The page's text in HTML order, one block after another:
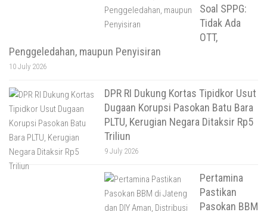
Soal SPPG:
Tidak Ada
OTT,
Penggeledahan, maupun Penyisiran
10 July 2026
DPR RI Dukung Kortas Tipidkor Usut
Dugaan Korupsi Pasokan Batu Bara
PLTU, Kerugian Negara Ditaksir Rp5
Triliun
9 July 2026
Pertamina
Pastikan
Pasokan BBM